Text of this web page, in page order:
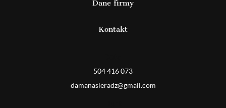
Dane firmy
Kontakt
504 416 073
damanasieradz@gmail.com